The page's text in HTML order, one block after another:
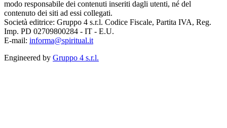
modo responsabile dei contenuti inseriti dagli utenti, né del
contenuto dei siti ad essi collegati.
Società editrice: Gruppo 4 s.r.l. Codice Fiscale, Partita IVA, Reg.
Imp. PD 02709800284 - IT - E.U.
E-mail: informa@spiritual.it
Engineered by Gruppo 4 s.r.l.